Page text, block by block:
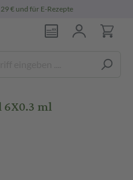
€ und für E-Rezepte
ml